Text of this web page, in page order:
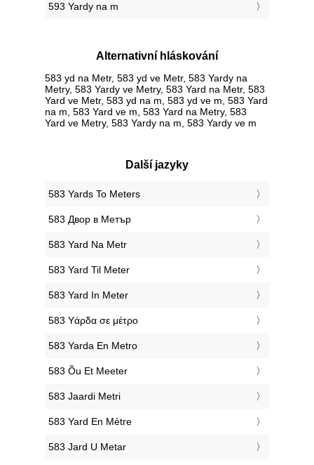
593 Yardy na m
Alternativní hláskování
583 yd na Metr, 583 yd ve Metr, 583 Yardy na
Metry, 583 Yardy ve Metry, 583 Yard na Metr, 583
Yard ve Metr, 583 yd na m, 583 yd ve m, 583 Yard
na m, 583 Yard ve m, 583 Yard na Metry, 583
Yard ve Metry, 583 Yardy na m, 583 Yardy ve m
Další jazyky
‎583 Yards To Meters
‎583 Двор в Метър
‎583 Yard Na Metr
‎583 Yard Til Meter
‎583 Yard In Meter
‎583 Υάρδα σε μέτρο
‎583 Yarda En Metro
‎583 Õu Et Meeter
‎583 Jaardi Metri
‎583 Yard En Mètre
‎583 Jard U Metar